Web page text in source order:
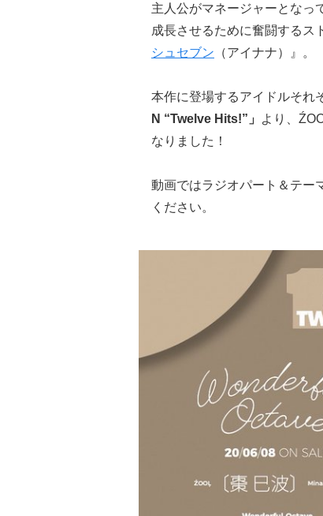
主人公がマネージャーとなっ
成長させるために奮闘するス
シュセブン （アイナナ）』。
本作に登場するアイドルそれ
N “Twelve Hits!”」
より、
なりました！
動画ではラジオパート＆テー
ください。